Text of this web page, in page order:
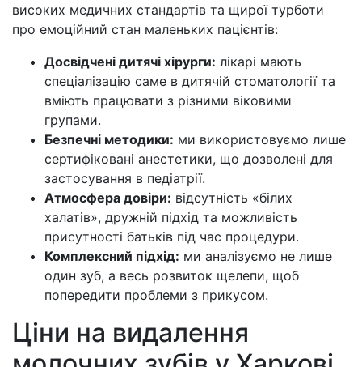
високих медичних стандартів та щирої турботи
про емоційний стан маленьких пацієнтів:
Досвідчені дитячі хірурги: лікарі мають
спеціалізацію саме в дитячій стоматології та
вміють працювати з різними віковими
групами.
Безпечні методики: ми використовуємо лише
сертифіковані анестетики, що дозволені для
застосування в педіатрії.
Атмосфера довіри: відсутність «білих
халатів», дружній підхід та можливість
присутності батьків під час процедури.
Комплексний підхід: ми аналізуємо не лише
один зуб, а весь розвиток щелепи, щоб
попередити проблеми з прикусом.
Ціни на видалення